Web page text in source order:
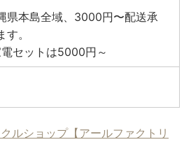
県本島全域、3000円〜配送承
す。
セットは5000円～
ルショップ【アールファクトリ